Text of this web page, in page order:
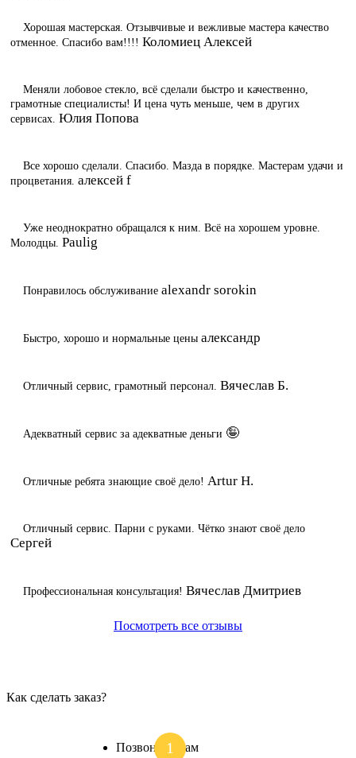
Хорошая мастерская. Отзывчивые и вежливые мастера качество
отменное. Спасибо вам!!!! Коломиец Алексей
Меняли лобовое стекло, всё сделали быстро и качественно,
грамотные специалисты! И цена чуть меньше, чем в других
сервисах. Юлия Попова
Все хорошо сделали. Спасибо. Мазда в порядке. Мастерам удачи и
процветания. алексей f
Уже неоднократно обращался к ним. Всё на хорошем уровне.
Молодцы. Paulig
Понравилось обслуживание alexandr sorokin
Быстро, хорошо и нормальные цены александр
Отличный сервис, грамотный персонал. Вячеслав Б.
Адекватный сервис за адекватные деньги 🤪
Отличные ребята знающие своё дело! Artur H.
Отличный сервис. Парни с руками. Чётко знают своё дело
Сергей
Профессиональная консультация! Вячеслав Дмитриев
Посмотреть все отзывы
Как сделать заказ?
Позвоните нам